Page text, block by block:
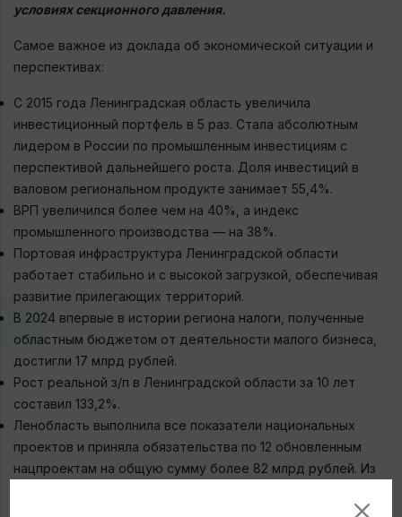
условиях секционного давления.
Самое важное из доклада об экономической ситуации и
перспективах:
С 2015 года Ленинградская область увеличила
инвестиционный портфель в 5 раз. Стала абсолютным
лидером в России по промышленным инвестициям с
перспективой дальнейшего роста. Доля инвестиций в
валовом региональном продукте занимает 55,4%.
ВРП увеличился более чем на 40%, а индекс
промышленного производства — на 38%.
Портовая инфраструктура Ленинградской области
работает стабильно и с высокой загрузкой, обеспечивая
развитие прилегающих территорий.
В 2024 впервые в истории региона налоги, полученные
областным бюджетом от деятельности малого бизнеса,
достигли 17 млрд рублей.
Рост реальной з/п в Ленинградской области за 10 лет
составил 133,2%.
Ленобласть выполнила все показатели национальных
проектов и приняла обязательства по 12 обновленным
нацпроектам на общую сумму более 82 млрд рублей. Из